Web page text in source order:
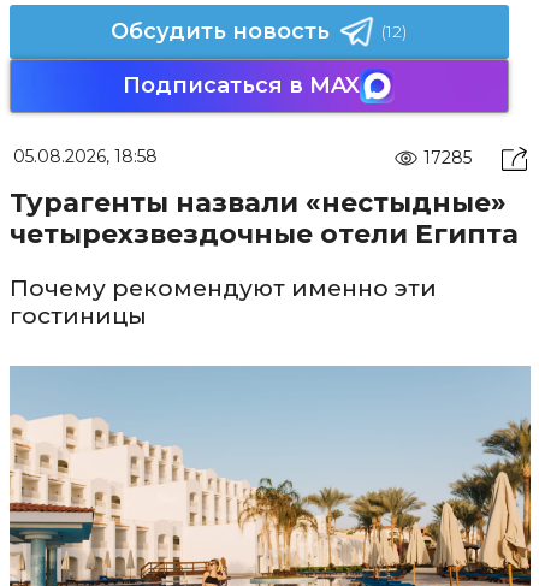
Обсудить новость (12)
Подписаться в MAX
05.08.2026, 18:58 17285
Турагенты назвали «нестыдные»
четырехзвездочные отели Египта
Почему рекомендуют именно эти
гостиницы